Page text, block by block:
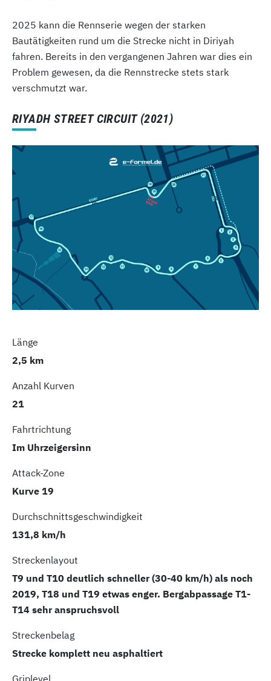
2025 kann die Rennserie wegen der starken
Bautätigkeiten rund um die Strecke nicht in Diriyah
fahren. Bereits in den vergangenen Jahren war dies ein
Problem gewesen, da die Rennstrecke stets stark
verschmutzt war.
RIYADH STREET CIRCUIT (2021)
Länge
2,5 km
Anzahl Kurven
21
Fahrtrichtung
Im Uhrzeigersinn
Attack-Zone
Kurve 19
Durchschnittsgeschwindigkeit
131,8 km/h
Streckenlayout
T9 und T10 deutlich schneller (30-40 km/h) als noch
2019, T18 und T19 etwas enger. Bergabpassage T1-
T14 sehr anspruchsvoll
Streckenbelag
Strecke komplett neu asphaltiert
Griplevel